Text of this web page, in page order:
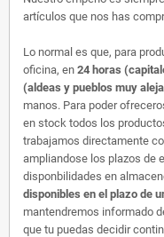
artículos que nos has
Lo normal es que, para
oficina, en 24 horas
(aldeas y pueblos muy
manos. Para poder
en stock todos los
trabajamos directamente
ampliandose los plazos de
disponbilidades en
disponibles en el plazo de
mantendremos informado
que tu puedas decidir